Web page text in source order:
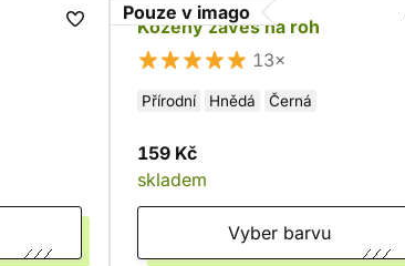
Pouze v imago
Kožený závěs na roh
13×
Přírodní Hnědá Černá
159 Kč
skladem
Vyber barvu